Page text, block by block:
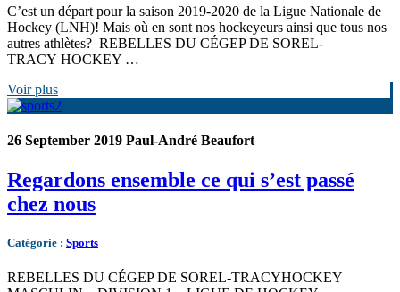
C’est un départ pour la saison 2019-2020 de la Ligue Nationale de
Hockey (LNH)! Mais où en sont nos hockeyeurs ainsi que tous nos
autres athlètes? REBELLES DU CÉGEP DE SOREL-
TRACY HOCKEY …
Voir plus
26 September 2019 Paul-André Beaufort
Regardons ensemble ce qui s’est passé
chez nous
Catégorie : Sports
REBELLES DU CÉGEP DE SOREL-TRACYHOCKEY